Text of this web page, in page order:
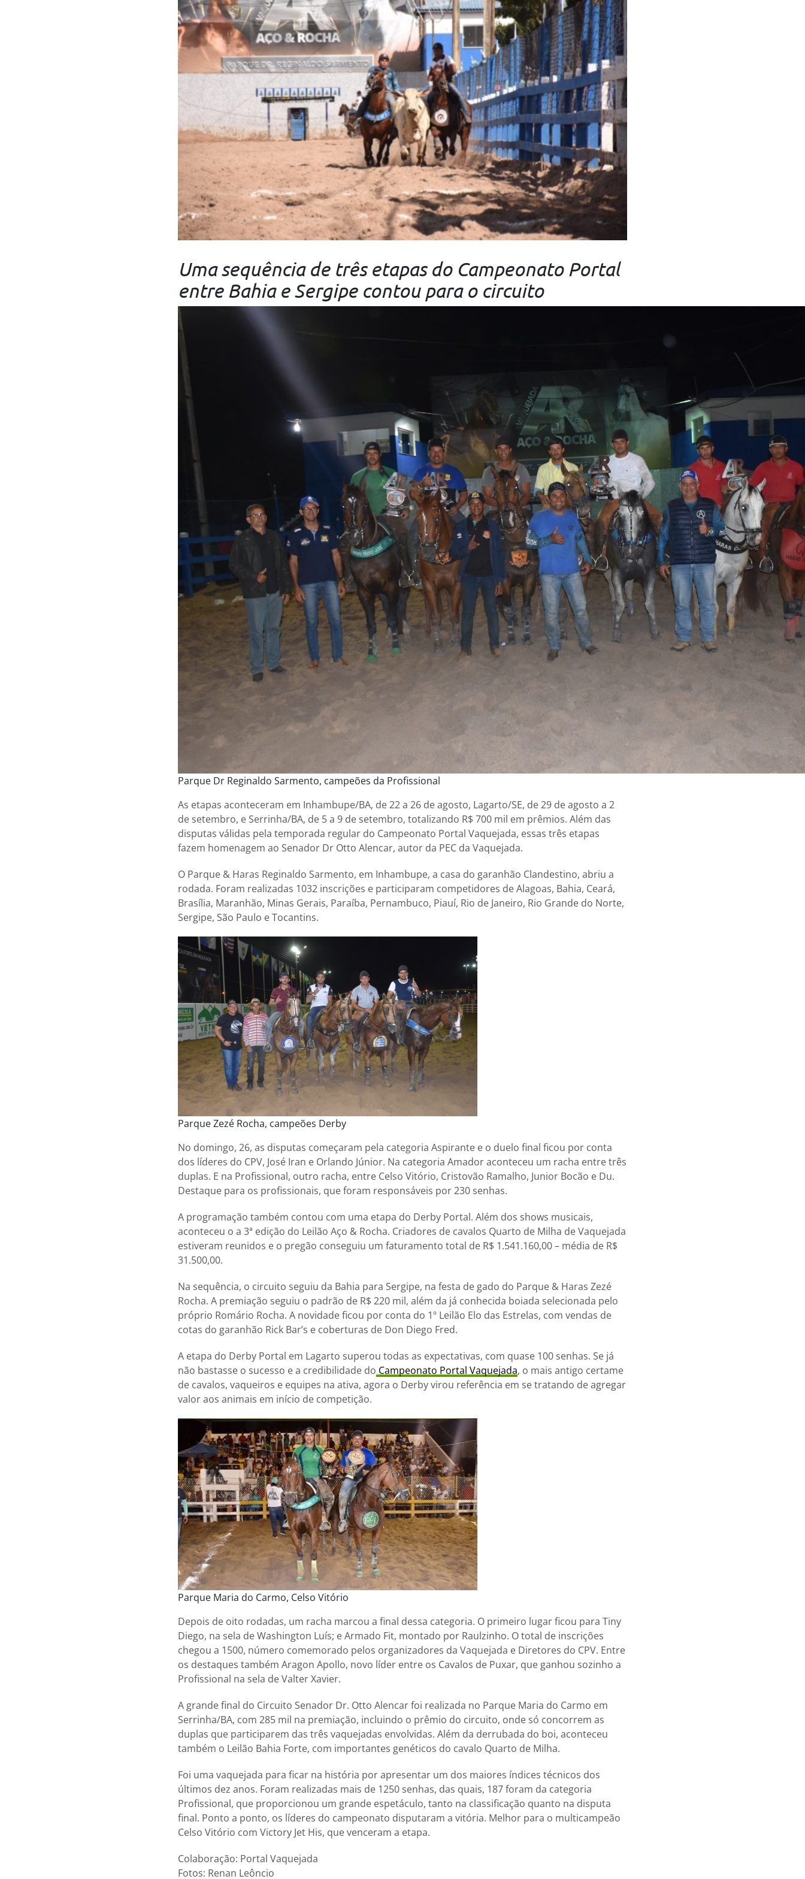
Uma sequência de três etapas do Campeonato Portal
entre Bahia e Sergipe contou para o circuito
Parque Dr Reginaldo Sarmento, campeões da Profissional
As etapas aconteceram em Inhambupe/BA, de 22 a 26 de agosto, Lagarto/SE, de 29 de agosto a 2
de setembro, e Serrinha/BA, de 5 a 9 de setembro, totalizando R$ 700 mil em prêmios. Além das
disputas válidas pela temporada regular do Campeonato Portal Vaquejada, essas três etapas
fazem homenagem ao Senador Dr Otto Alencar, autor da PEC da Vaquejada.
O Parque & Haras Reginaldo Sarmento, em Inhambupe, a casa do garanhão Clandestino, abriu a
rodada. Foram realizadas 1032 inscrições e participaram competidores de Alagoas, Bahia, Ceará,
Brasília, Maranhão, Minas Gerais, Paraíba, Pernambuco, Piauí, Rio de Janeiro, Rio Grande do Norte,
Sergipe, São Paulo e Tocantins.
Parque Zezé Rocha, campeões Derby
No domingo, 26, as disputas começaram pela categoria Aspirante e o duelo final ficou por conta
dos líderes do CPV, José Iran e Orlando Júnior. Na categoria Amador aconteceu um racha entre três
duplas. E na Profissional, outro racha, entre Celso Vitório, Cristovão Ramalho, Junior Bocão e Du.
Destaque para os profissionais, que foram responsáveis por 230 senhas.
A programação também contou com uma etapa do Derby Portal. Além dos shows musicais,
aconteceu o a 3ª edição do Leilão Aço & Rocha. Criadores de cavalos Quarto de Milha de Vaquejada
estiveram reunidos e o pregão conseguiu um faturamento total de R$ 1.541.160,00 – média de R$
31.500,00.
Na sequência, o circuito seguiu da Bahia para Sergipe, na festa de gado do Parque & Haras Zezé
Rocha. A premiação seguiu o padrão de R$ 220 mil, além da já conhecida boiada selecionada pelo
próprio Romário Rocha. A novidade ficou por conta do 1º Leilão Elo das Estrelas, com vendas de
cotas do garanhão Rick Bar’s e coberturas de Don Diego Fred.
A etapa do Derby Portal em Lagarto superou todas as expectativas, com quase 100 senhas. Se já
não bastasse o sucesso e a credibilidade do Campeonato Portal Vaquejada, o mais antigo certame
de cavalos, vaqueiros e equipes na ativa, agora o Derby virou referência em se tratando de agregar
valor aos animais em início de competição.
Parque Maria do Carmo, Celso Vitório
Depois de oito rodadas, um racha marcou a final dessa categoria. O primeiro lugar ficou para Tiny
Diego, na sela de Washington Luís; e Armado Fit, montado por Raulzinho. O total de inscrições
chegou a 1500, número comemorado pelos organizadores da Vaquejada e Diretores do CPV. Entre
os destaques também Aragon Apollo, novo líder entre os Cavalos de Puxar, que ganhou sozinho a
Profissional na sela de Valter Xavier.
A grande final do Circuito Senador Dr. Otto Alencar foi realizada no Parque Maria do Carmo em
Serrinha/BA, com 285 mil na premiação, incluindo o prêmio do circuito, onde só concorrem as
duplas que participarem das três vaquejadas envolvidas. Além da derrubada do boi, aconteceu
também o Leilão Bahia Forte, com importantes genéticos do cavalo Quarto de Milha.
Foi uma vaquejada para ficar na história por apresentar um dos maiores índices técnicos dos
últimos dez anos. Foram realizadas mais de 1250 senhas, das quais, 187 foram da categoria
Profissional, que proporcionou um grande espetáculo, tanto na classificação quanto na disputa
final. Ponto a ponto, os líderes do campeonato disputaram a vitória. Melhor para o multicampeão
Celso Vitório com Victory Jet His, que venceram a etapa.
Colaboração: Portal Vaquejada
Fotos: Renan Leôncio